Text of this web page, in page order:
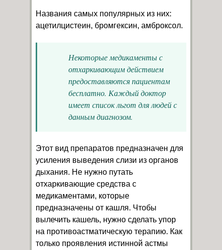
Названия самых популярных из них:
ацетилцистеин, бромгексин, амброксол.
Некоторые медикаменты с
отхаркивающим действием
предоставляются пациентам
бесплатно. Каждый доктор
имеет список льгот для людей с
данным диагнозом.
Этот вид препаратов предназначен для
усиления выведения слизи из органов
дыхания. Не нужно путать
отхаркивающие средства с
медикаментами, которые
предназначены от кашля. Чтобы
вылечить кашель, нужно сделать упор
на противоастматическую терапию. Как
только проявления истинной астмы